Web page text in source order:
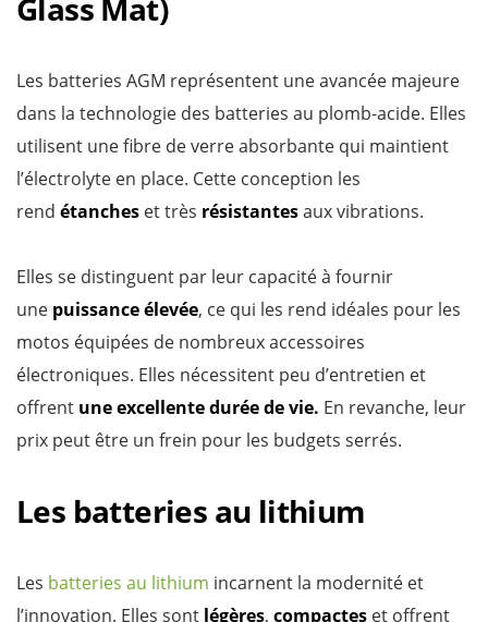
Glass Mat)
Les batteries AGM représentent une avancée majeure
dans la technologie des batteries au plomb-acide. Elles
utilisent une fibre de verre absorbante qui maintient
l’électrolyte en place. Cette conception les
rend étanches et très résistantesaux vibrations.
Elles se distinguent par leur capacité à fournir
une puissance élevée, ce qui les rend idéales pour les
motos équipées de nombreux accessoires
électroniques. Elles nécessitent peu d’entretien et
offrent une excellente durée de vie. En revanche, leur
prix peut être un frein pour les budgets serrés.
Les batteries au lithium
Les batteries au lithium incarnent la modernité et
l’innovation. Elles sont légères, compactes et offrent